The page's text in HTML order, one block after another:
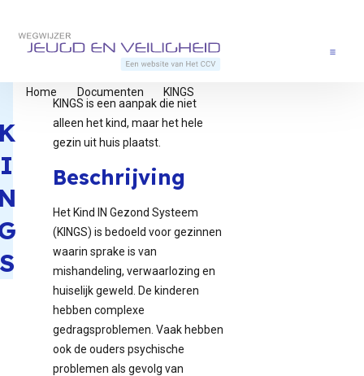
Terug naar de startpagina
I
Home Documenten
KINGS
KINGS is een aanpak die niet
alleen het kind, maar het hele
gezin uit huis plaatst.
Beschrijving
Het Kind IN Gezond Systeem
(KINGS) is bedoeld voor gezinnen
waarin sprake is van
mishandeling, verwaarlozing en
huiselijk geweld. De kinderen
hebben complexe
gedragsproblemen. Vaak hebben
ook de ouders psychische
problemen als gevolg van